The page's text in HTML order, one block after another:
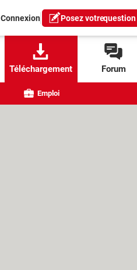
Connexion Posez votrequestion
Téléchargement Forum
Emploi